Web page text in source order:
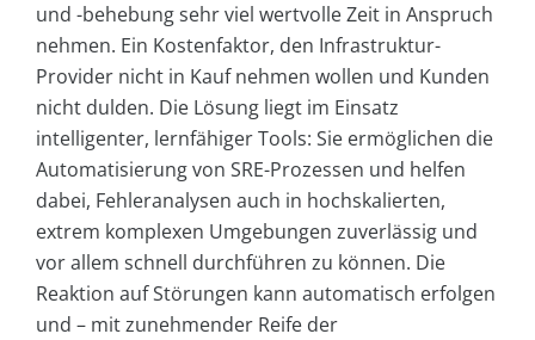
und -behebung sehr viel wertvolle Zeit in Anspruch
nehmen. Ein Kostenfaktor, den Infrastruktur-
Provider nicht in Kauf nehmen wollen und Kunden
nicht dulden. Die Lösung liegt im Einsatz
intelligenter, lernfähiger Tools: Sie ermöglichen die
Automatisierung von SRE-Prozessen und helfen
dabei, Fehleranalysen auch in hochskalierten,
extrem komplexen Umgebungen zuverlässig und
vor allem schnell durchführen zu können. Die
Reaktion auf Störungen kann automatisch erfolgen
und – mit zunehmender Reife der